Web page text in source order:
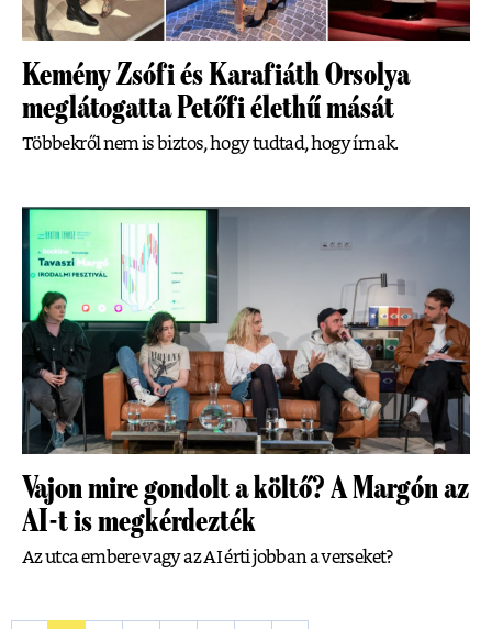
Kemény Zsófi és Karafiáth Orsolya
meglátogatta Petőfi élethű mását
Többekről nem is biztos, hogy tudtad, hogy írnak.
Vajon mire gondolt a költő? A Margón az
AI-t is megkérdezték
Az utca embere vagy az AI érti jobban a verseket?